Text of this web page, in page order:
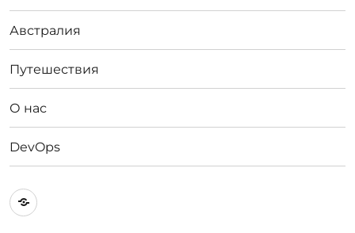
Австралия
Путешествия
О нас
DevOps
Австралия